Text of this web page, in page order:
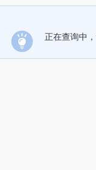
正在查询中